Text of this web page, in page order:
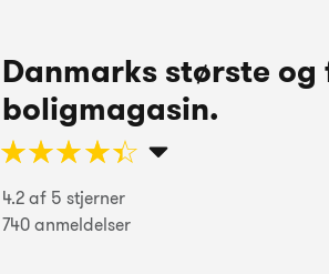
Danmarks største og
boligmagasin.
☆☆☆☆☆
★★★★★
4.2 af 5 stjerner
740 anmeldelser
Der er gode reportager fra forskellige
trends. Viser spændende opskrifter. Har